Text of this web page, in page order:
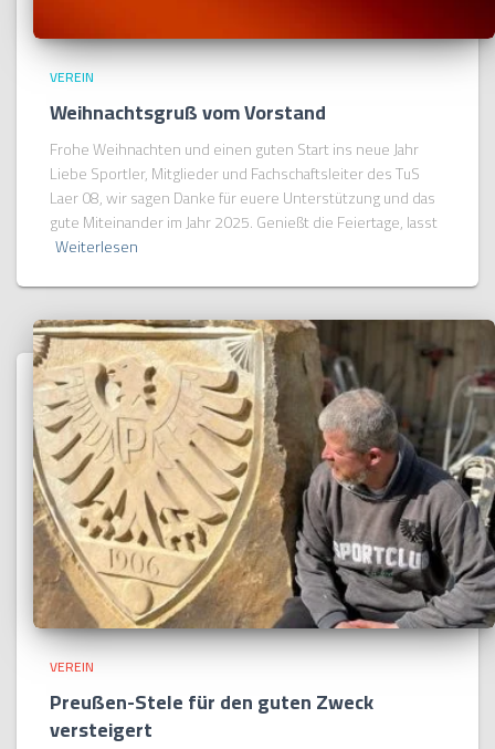
VEREIN
Weihnachtsgruß vom Vorstand
Frohe Weihnachten und einen guten Start ins neue Jahr
Liebe Sportler, Mitglieder und Fachschaftsleiter des TuS
Laer 08, wir sagen Danke für euere Unterstützung und das
gute Miteinander im Jahr 2025. Genießt die Feiertage, lasst
Weiterlesen
VEREIN
Preußen-Stele für den guten Zweck
versteigert